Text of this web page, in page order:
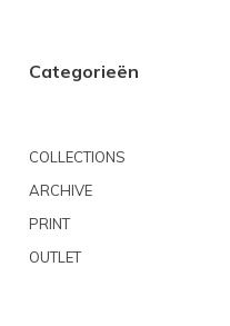
Categorieën
COLLECTIONS
ARCHIVE
PRINT
OUTLET